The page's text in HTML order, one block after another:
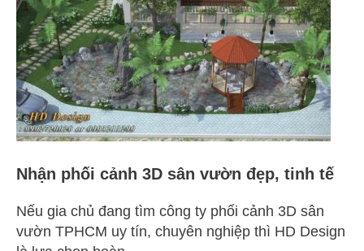
Nhận phối cảnh 3D sân vườn đẹp, tinh tế
Nếu gia chủ đang tìm công ty phối cảnh 3D sân
vườn TPHCM uy tín, chuyên nghiệp thì HD Design
vườn
đẹp,
tinh
tế